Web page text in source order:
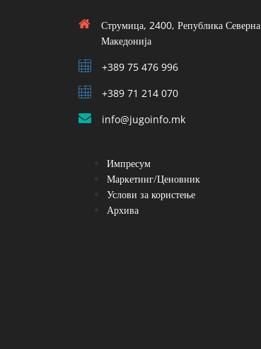
Струмица, 2400, Република Северна
Македонија
+389 75 476 996
+389 71 214 070
info@jugoinfo.mk
Импресум
Маркетинг/Ценовник
Услови за користење
Архива